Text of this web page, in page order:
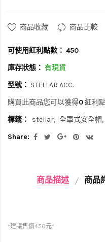
商品收藏 商品比較
可使用紅利點數： 450
庫存狀態： 有現貨
型號： STELLAR ACC.
購買此商品您可以獲得0紅利
標籤：
stellar 全罩式安全帽
Share:
商品描述 商品
*建議售價450元*